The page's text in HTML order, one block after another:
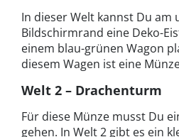
In dieser Welt kannst Du am
Bildschirmrand eine Deko-
einem blau-grünen Wagon
diesem Wagen ist eine
Welt 2 – Drachenturm
Für diese Münze musst Du
gehen. In Welt 2 gibt es ein